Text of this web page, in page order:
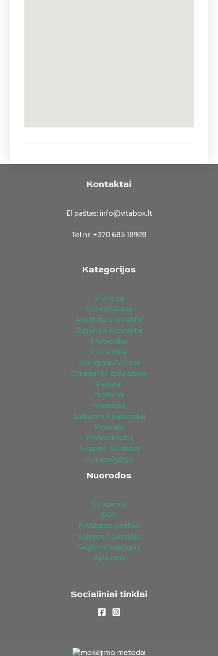
Kontaktai
El paštas: info@vitabox.lt
Tel nr: +370 683 18928
Kategorijos
Vitaminai
Supermaistas
Augaliniai ekstraktai
Augaliniai ekstraktai
Probiotikai
Probiotikai
Energiniai Gėrimai
Omega-3 / Žuvų taukai
Padažai
Proteinai
Kreatinas
Baltyminiai batonėliai
Mineralai
Preworkoutai
Sirupai ir Saldikliai
Aminorūgštys
Nuorodos
Straipsniai
DUK
Privatumo politika
Sąlygos ir taisyklės
Grąžinimo sąlygos
Apie mus
Socialiniai tinklai